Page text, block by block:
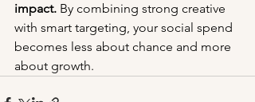
impact. By combining strong creative
with smart targeting, your social spend
becomes less about chance and more
about growth.